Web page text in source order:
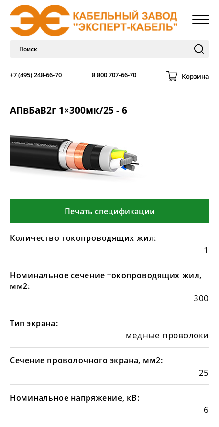
+7 (495) 248-66-70 8 800 707-66-70 Корзина
АПвБаВ2г 1×300мк/25 - 6
Печать спецификации
Количество токопроводящих жил:
1
Номинальное сечение токопроводящих жил,
мм2:
300
Тип экрана:
медные проволоки
Сечение проволочного экрана, мм2:
25
Номинальное напряжение, кВ:
6